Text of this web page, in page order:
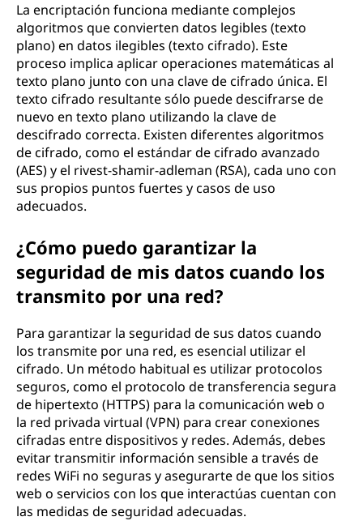
La encriptación funciona mediante complejos
algoritmos que convierten datos legibles (texto
plano) en datos ilegibles (texto cifrado). Este
proceso implica aplicar operaciones matemáticas al
texto plano junto con una clave de cifrado única. El
texto cifrado resultante sólo puede descifrarse de
nuevo en texto plano utilizando la clave de
descifrado correcta. Existen diferentes algoritmos
de cifrado, como el estándar de cifrado avanzado
(AES) y el rivest-shamir-adleman (RSA), cada uno con
sus propios puntos fuertes y casos de uso
adecuados.
¿Cómo puedo garantizar la
seguridad de mis datos cuando los
transmito por una red?
Para garantizar la seguridad de sus datos cuando
los transmite por una red, es esencial utilizar el
cifrado. Un método habitual es utilizar protocolos
seguros, como el protocolo de transferencia segura
de hipertexto (HTTPS) para la comunicación web o
la red privada virtual (VPN) para crear conexiones
cifradas entre dispositivos y redes. Además, debes
evitar transmitir información sensible a través de
redes WiFi no seguras y asegurarte de que los sitios
web o servicios con los que interactúas cuentan con
las medidas de seguridad adecuadas.